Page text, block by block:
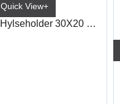
Quick View+
Hylseholder 30X20 mm